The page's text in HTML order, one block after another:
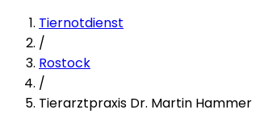
Tiernotdienst
/
Rostock
/
Tierarztpraxis Dr. Martin Hammer